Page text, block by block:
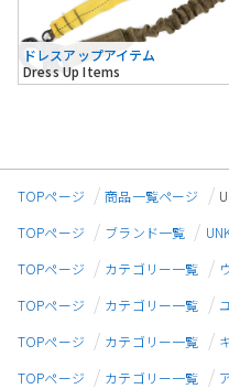
ドレスアップアイテム
Dress Up Items
TOPページ 商品一覧ページ
TOPページ
ブランド一覧
TOPページ
カテゴリー一覧
TOPページ
カテゴリー一覧
TOPページ
カテゴリー一覧
TOPページ
カテゴリー一覧